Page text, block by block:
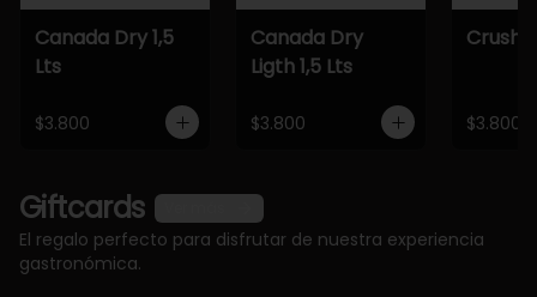
Canada Dry 1,5
Lts
$3.800
Canada Dry
Ligth 1,5 Lts
$3.800
Crush
$3.800
Giftcards
El regalo perfecto para disfrutar de nuestra experiencia
gastronómica.